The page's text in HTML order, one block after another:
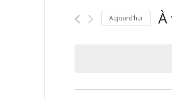
Aujourd’hui À